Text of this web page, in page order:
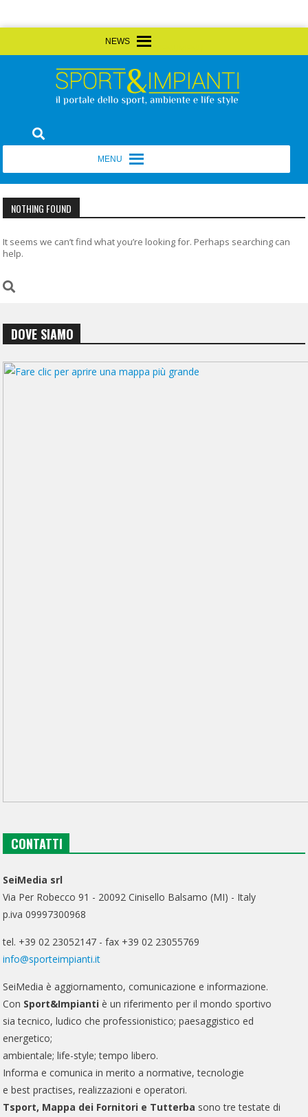
to
Sport&Impianti
NOTHING FOUND
It seems we can’t find what you’re looking for. Perhaps searching can
help.
DOVE SIAMO
CONTATTI
SeiMedia srl
Via Per Robecco 91 - 20092 Cinisello Balsamo (MI) - Italy
p.iva 09997300968
tel. +39 02 23052147 - fax +39 02 23055769
info@sporteimpianti.it
SeiMedia è aggiornamento, comunicazione e informazione.
Con Sport&Impianti è un riferimento per il mondo sportivo
sia tecnico, ludico che professionistico; paesaggistico ed
energetico;
ambientale; life-style; tempo libero.
Informa e comunica in merito a normative, tecnologie
e best practises, realizzazioni e operatori.
Tsport, Mappa dei Fornitori e Tutterba sono tre testate di